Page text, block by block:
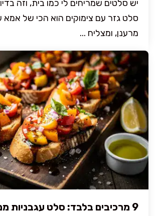
יש סלטים שמריחים לי כמו בית, וזה
סלט גזר עם צימוקים הוא הכי של אמא
מרענן, ומצליח ...
9 מרכיבים בלבד: סלט עגבניות